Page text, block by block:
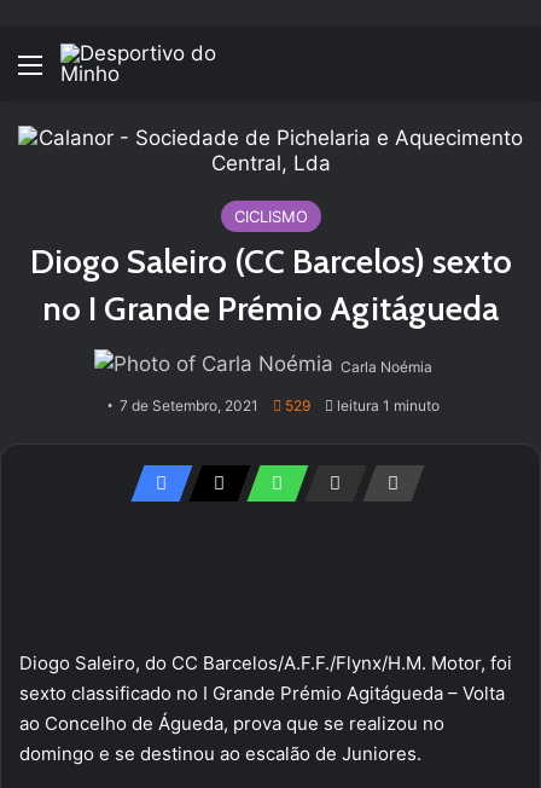
Menu
CICLISMO
Diogo Saleiro (CC Barcelos) sexto
no I Grande Prémio Agitágueda
Carla Noémia
7 de Setembro, 2021 529 leitura 1 minuto
Diogo Saleiro, do CC Barcelos/A.F.F./Flynx/H.M. Motor, foi
sexto classificado no I Grande Prémio Agitágueda – Volta
ao Concelho de Águeda, prova que se realizou no
domingo e se destinou ao escalão de Juniores.